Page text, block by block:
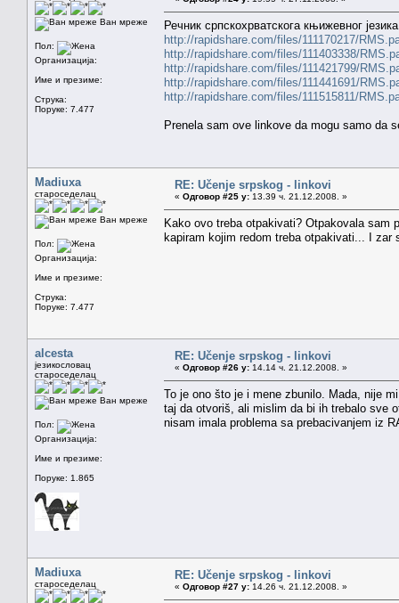
Ван мреже
Пол:
Организација:
Име и презиме:
Струка:
Поруке: 7.477
Речник српскохрватскога књижевног
http://rapidshare.com/files/111170217/
http://rapidshare.com/files/111403338/
http://rapidshare.com/files/111421799/
http://rapidshare.com/files/111441691/
http://rapidshare.com/files/111515811/
Prenela sam ove linkove da mogu samo da
Madiuxa
староседелац
Ван мреже
Пол:
Организација:
Име и презиме:
Струка:
Поруке: 7.477
RE: Učenje srpskog - linkovi
« Одговор #25 у: 13.39 ч. 21.12.2008. »
Kako ovo treba otpakivati? Otpakovala sam
kapiram kojim redom treba otpakivati... I zar
alcesta
језикословац
староседелац
Ван мреже
Пол:
Организација:
Име и презиме:
Поруке: 1.865
RE: Učenje srpskog - linkovi
« Одговор #26 у: 14.14 ч. 21.12.2008. »
To je ono što je i mene zbunilo. Mada, nije
taj da otvoriš, ali mislim da bi ih trebalo sve
nisam imala problema sa prebacivanjem iz
Madiuxa
староседелац
RE: Učenje srpskog - linkovi
« Одговор #27 у: 14.26 ч. 21.12.2008. »